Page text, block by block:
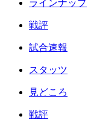
ラインナップ
戦評
試合速報
スタッツ
見どころ
戦評